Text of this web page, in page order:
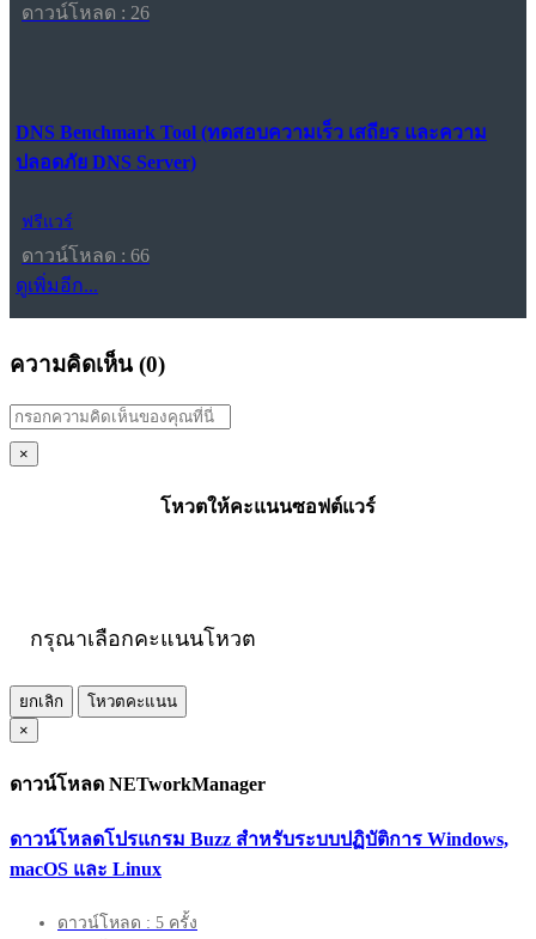
ดาวน์โหลด : 26
DNS Benchmark Tool (ทดสอบความเร็ว เสถียร และความ
ปลอดภัย DNS Server)
ฟรีแวร์
ดาวน์โหลด : 66
ดูเพิ่มอีก...
ความคิดเห็น (0)
×
โหวตให้คะแนนซอฟต์แวร์
กรุณาเลือกคะแนนโหวต
ยกเลิก
โหวตคะแนน
×
ดาวน์โหลด NETworkManager
ดาวน์โหลดโปรแกรม Buzz สำหรับระบบปฏิบัติการ Windows,
macOS และ Linux
ดาวน์โหลด : 5 ครั้ง